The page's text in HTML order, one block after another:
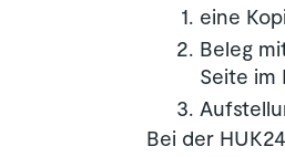
eine
Beleg
Seite im
Bei der